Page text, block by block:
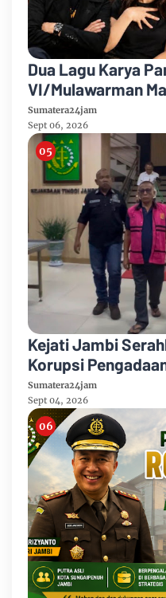
Dua Lagu Karya
VI/Mulawarman
Pramono Jadi
HUT Ke-81 RI
Sumatera24jam
Sept 06, 2026
Kejati Jambi
Korupsi
Pelabuhan Ujung
Umum
Sumatera24jam
Sept 04, 2026